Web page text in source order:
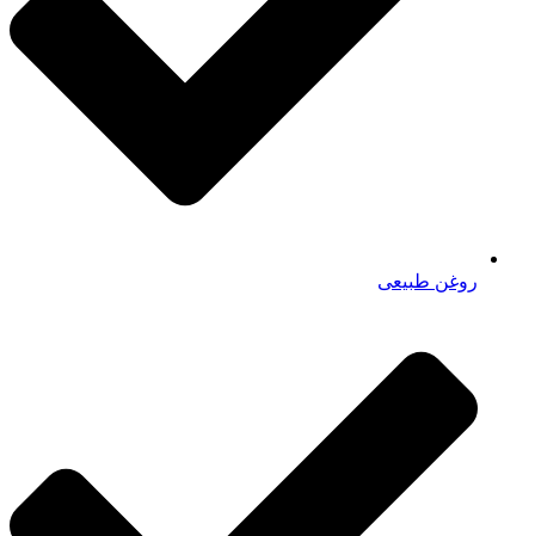
روغن طبیعی